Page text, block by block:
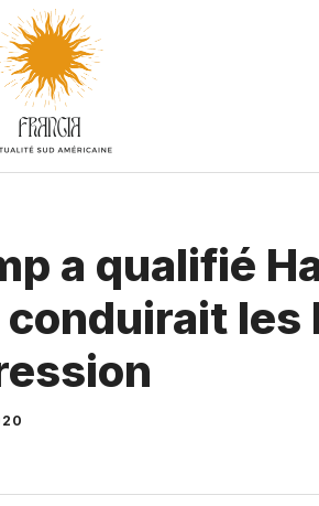
a qualifié
conduirait les